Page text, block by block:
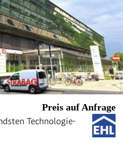
Preis auf Anfrage
Technologie-